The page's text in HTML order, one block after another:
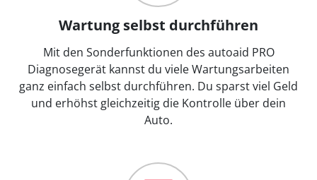
Wartung selbst durchführen
Mit den Sonderfunktionen des autoaid PRO
Diagnosegerät kannst du viele Wartungsarbeiten
ganz einfach selbst durchführen. Du sparst viel Geld
und erhöhst gleichzeitig die Kontrolle über dein
Auto.